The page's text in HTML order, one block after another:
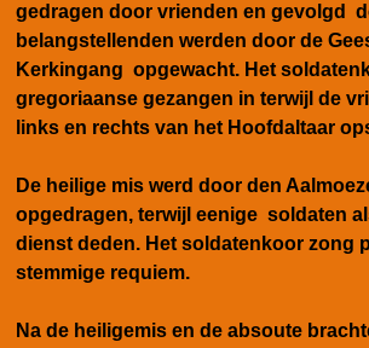
gedragen door vrienden en gevolgd
belangstellenden werden door de
Kerkingang opgewacht. Het
gregoriaanse gezangen in terwijl de
links en rechts van het Hoofdaltaar
De heilige mis werd door den
opgedragen, terwijl eenige soldaten
dienst deden. Het soldatenkoor zong
stemmige requiem.
Na de heiligemis en de absoute